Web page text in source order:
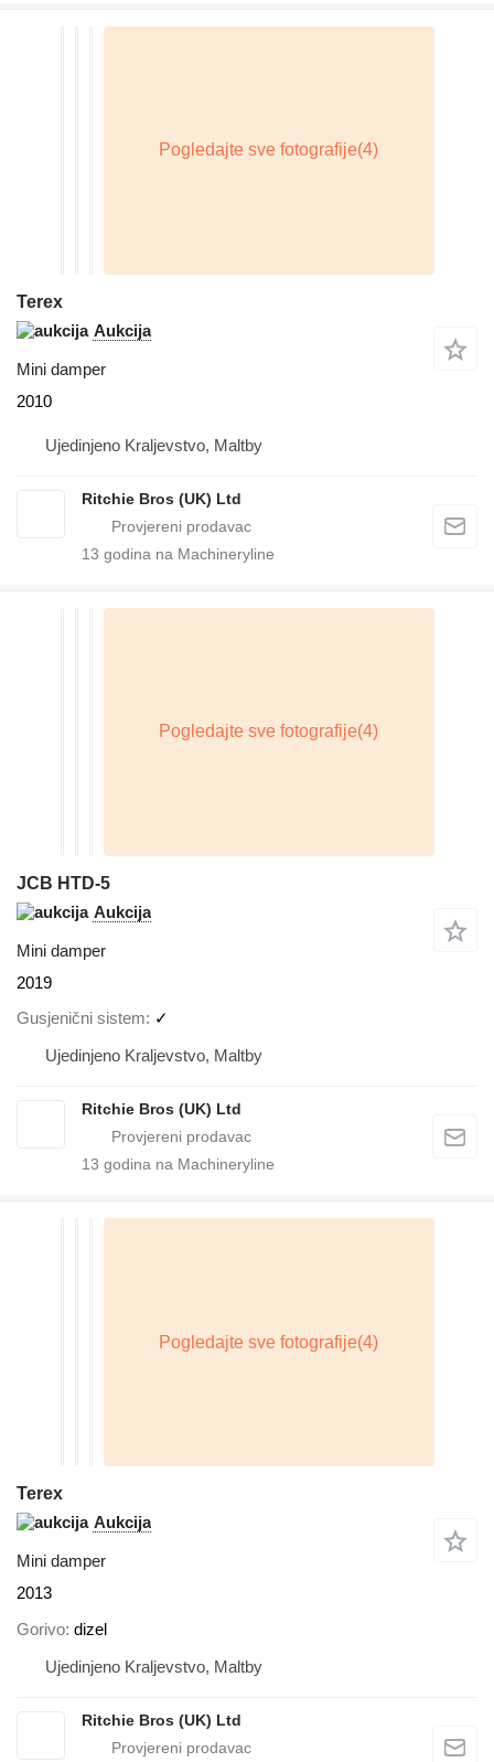
Terex
Aukcija
Mini damper
2010
Ujedinjeno Kraljevstvo, Maltby
Ritchie Bros (UK) Ltd
13 godina na Machineryline
JCB HTD-5
Aukcija
Mini damper
2019
Gusjenični sistem
✓
Ujedinjeno Kraljevstvo, Maltby
Ritchie Bros (UK) Ltd
13 godina na Machineryline
Terex
Aukcija
Mini damper
2013
Gorivo dizel
Ujedinjeno Kraljevstvo, Maltby
Ritchie Bros (UK) Ltd